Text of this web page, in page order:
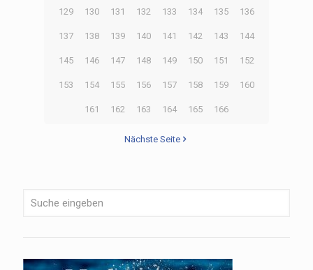
129 130 131 132 133 134 135 136
137 138 139 140 141 142 143 144
145 146 147 148 149 150 151 152
153 154 155 156 157 158 159 160
161 162 163 164 165 166
Nächste Seite